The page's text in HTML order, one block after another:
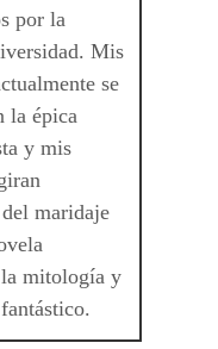
por la
Mis
se
la épica
y mis
maridaje
mitología y